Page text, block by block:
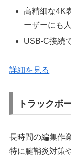
高精細な4K
ーザーにも
USB-C接続
詳細を見る
トラックボ
長時間の編集作
特に腱鞘炎対策